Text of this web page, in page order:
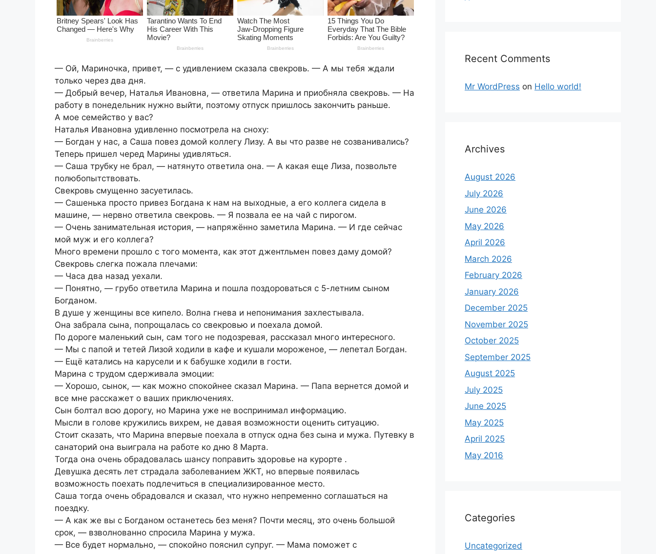
— Ой, Мариночка, привет, — с удивлением сказала свекровь. — А мы тебя ждали
только через два дня.
— Добрый вечер, Наталья Ивановна, — ответила Марина и приобняла свекровь. — На
работу в понедельник нужно выйти, поэтому отпуск пришлось закончить раньше.
А мое семейство у вас?
Наталья Ивановна удивленно посмотрела на сноху:
— Богдан у нас, а Саша повез домой коллегу Лизу. А вы что разве не созванивались?
Теперь пришел черед Марины удивляться.
— Саша трубку не брал, — натянуто ответила она. — А какая еще Лиза, позвольте
полюбопытствовать.
Свекровь смущенно засуетилась.
— Сашенька просто привез Богдана к нам на выходные, а его коллега сидела в
машине, — нервно ответила свекровь. — Я позвала ее на чай с пирогом.
— Очень занимательная история, — напряжённо заметила Марина. — И где сейчас
мой муж и его коллега?
Много времени прошло с того момента, как этот джентльмен повез даму домой?
Свекровь слегка пожала плечами:
— Часа два назад уехали.
— Понятно, — грубо ответила Марина и пошла поздороваться с 5-летним сыном
Богданом.
В душе у женщины все кипело. Волна гнева и непонимания захлестывала.
Она забрала сына, попрощалась со свекровью и поехала домой.
По дороге маленький сын, сам того не подозревая, рассказал много интересного.
— Мы с папой и тетей Лизой ходили в кафе и кушали мороженое, — лепетал Богдан.
— Ещё катались на карусели и к бабушке ходили в гости.
Марина с трудом сдерживала эмоции:
— Хорошо, сынок, — как можно спокойнее сказал Марина. — Папа вернется домой и
все мне расскажет о ваших приключениях.
Сын болтал всю дорогу, но Марина уже не воспринимал информацию.
Мысли в голове кружились вихрем, не давая возможности оценить ситуацию.
Стоит сказать, что Марина впервые поехала в отпуск одна без сына и мужа. Путевку в
санаторий она выиграла на работе ко дню 8 Марта.
Тогда она очень обрадовалась шансу поправить здоровье на курорте .
Девушка десять лет страдала заболеванием ЖКТ, но впервые появилась
возможность поехать подлечиться в специализированное место.
Саша тогда очень обрадовался и сказал, что нужно непременно соглашаться на
поездку.
— А как же вы с Богданом останетесь без меня? Почти месяц, это очень большой
срок, — взволнованно спросила Марина у мужа.
— Все будет нормально, — спокойно пояснил супруг. — Мама поможет с
Recent Comments
Mr WordPress on Hello world!
Archives
August 2026
July 2026
June 2026
May 2026
April 2026
March 2026
February 2026
January 2026
December 2025
November 2025
October 2025
September 2025
August 2025
July 2025
June 2025
May 2025
April 2025
May 2016
Categories
Uncategorized